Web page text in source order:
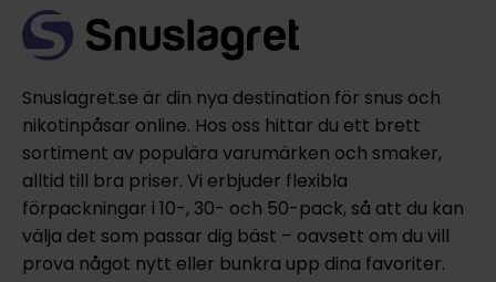
Snuslagret.se är din nya destination för snus och
nikotinpåsar online. Hos oss hittar du ett brett
sortiment av populära varumärken och smaker,
alltid till bra priser. Vi erbjuder flexibla
förpackningar i 10-, 30- och 50-pack, så att du kan
välja det som passar dig bäst – oavsett om du vill
prova något nytt eller bunkra upp dina favoriter.